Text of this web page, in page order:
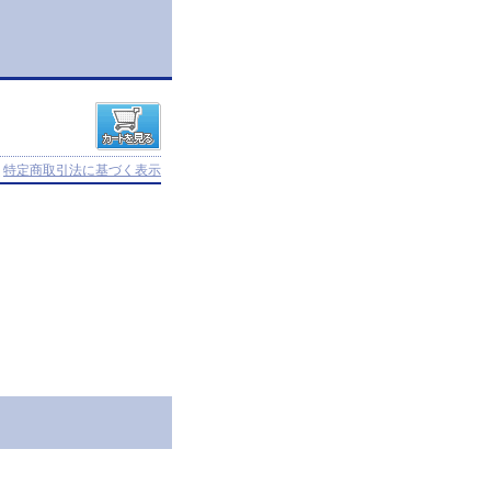
特定商取引法に基づく表示